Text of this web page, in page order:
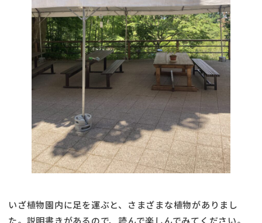
いざ植物園内に足を運ぶと、さまざまな植物がありまし
た。説明書きがあるので、読んで楽しんでみてください。